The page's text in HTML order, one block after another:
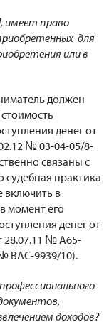
имеет право
для
или в
должен
денег от
№ 03-04-05/8-
связаны с
судебная практика
включить в
момент его
денег от
28.07.11 № А65-
ВАС-9939/10).
доходов?